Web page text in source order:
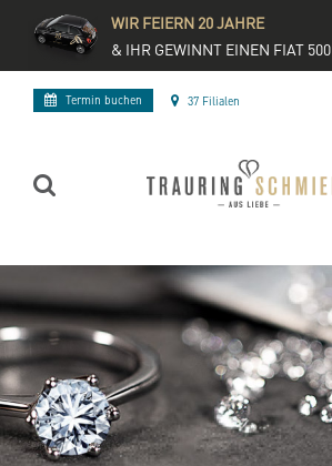
WIR FEIERN 20 JAHRE
& IHR GEWINNT EINEN FIAT 500
Termin buchen 37 Filialen